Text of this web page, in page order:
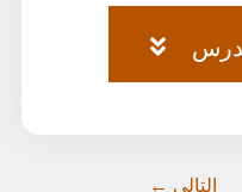
التالي ←